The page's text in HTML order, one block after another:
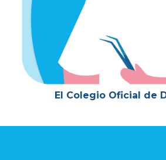
El Colegio Oficial de